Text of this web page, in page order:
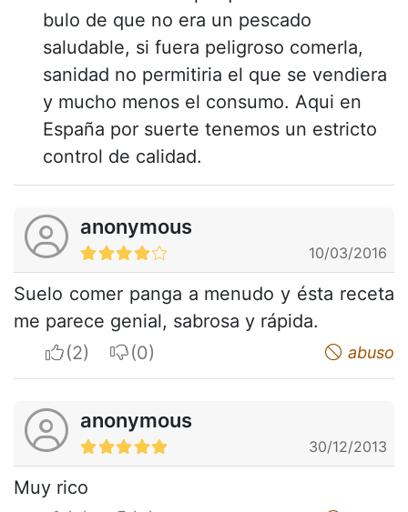
bulo de que no era un pescado
saludable, si fuera peligroso comerla,
sanidad no permitiria el que se vendiera
y mucho menos el consumo. Aqui en
España por suerte tenemos un estricto
control de calidad.
anonymous
10/03/2016
Suelo comer panga a menudo y ésta receta
me parece genial, sabrosa y rápida.
I apreciateI do not appreciate abuso
anonymous
30/12/2013
Muy rico